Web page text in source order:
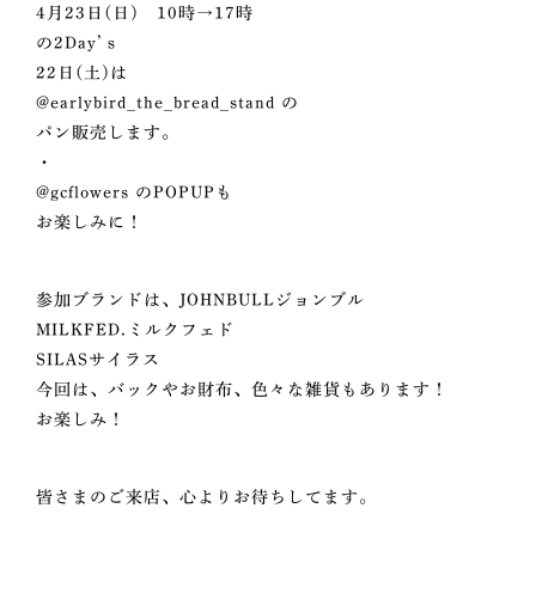
4月23日(日) 10時→17時
の2Day’ｓ
22日(土)は
@earlybird_the_bread_stand の
パン販売します。
・
@gcflowers のPOPUPも
お楽しみに！
参加ブランドは、JOHNBULLジョンブル
MILKFED.ミルクフェド
SILASサイラス
今回は、バックやお財布、色々な雑貨もあります！
お楽しみ！
皆さまのご来店、心よりお待ちしてます。